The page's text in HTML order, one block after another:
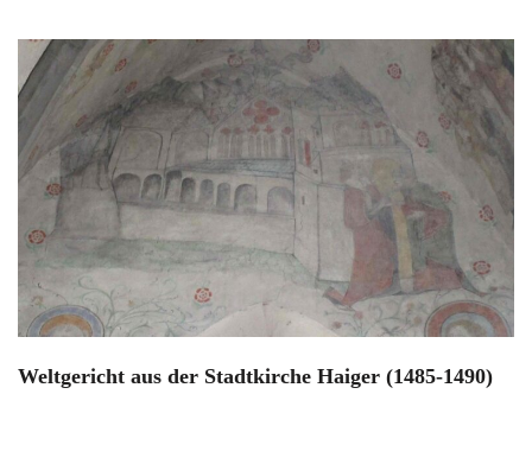
Weltgericht aus der Stadtkirche Haiger (1485-1490)